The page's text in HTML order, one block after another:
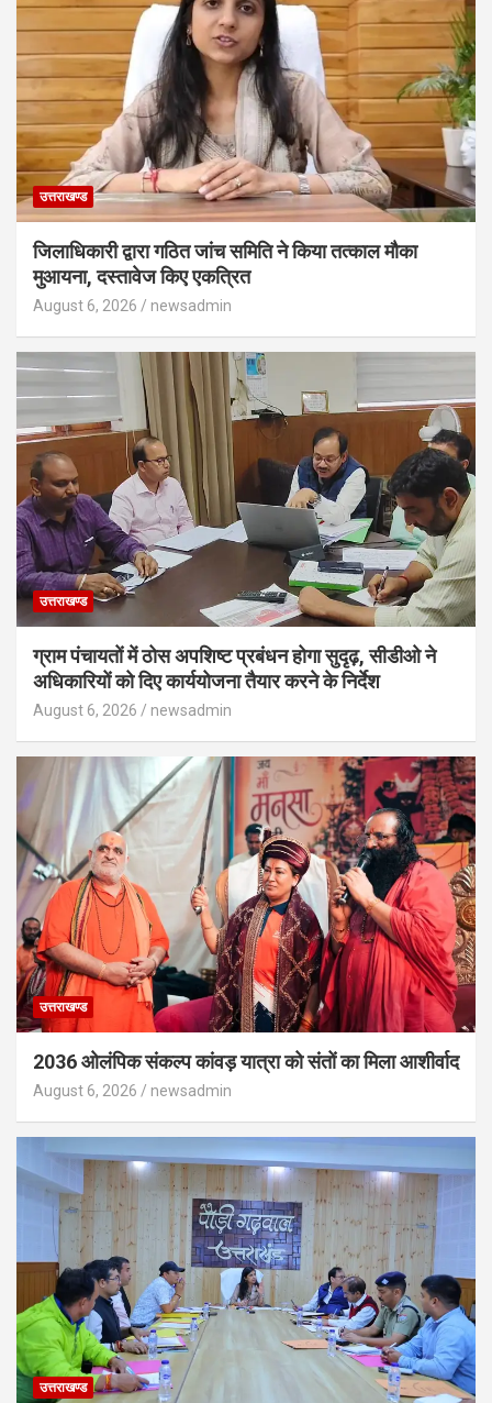
उत्तराखण्ड
जिलाधिकारी द्वारा गठित जांच समिति ने किया तत्काल मौका
मुआयना, दस्तावेज किए एकत्रित
August 6, 2026 newsadmin
उत्तराखण्ड
ग्राम पंचायतों में ठोस अपशिष्ट प्रबंधन होगा सुदृढ़, सीडीओ ने
अधिकारियों को दिए कार्ययोजना तैयार करने के निर्देश
August 6, 2026 newsadmin
उत्तराखण्ड
2036 ओलंपिक संकल्प कांवड़ यात्रा को संतों का मिला आशीर्वाद
August 6, 2026 newsadmin
उत्तराखण्ड